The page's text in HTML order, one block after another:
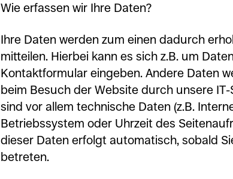
Wie erfassen wir Ihre Daten?
Ihre Daten werden zum einen dadurch
mitteilen. Hierbei kann es sich z.B. um
Kontaktformular eingeben. Andere Daten
beim Besuch der Website durch unsere
sind vor allem technische Daten (z.B.
Betriebssystem oder Uhrzeit des
dieser Daten erfolgt automatisch, sobald
betreten.